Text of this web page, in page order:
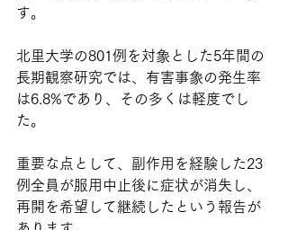
す。
北里大学の801例を対象とした5年間の
長期観察研究では、有害事象の発生率
は6.8%であり、その多くは軽度でし
た。
重要な点として、副作用を経験した23
例全員が服用中止後に症状が消失し、
再開を希望して継続したという報告が